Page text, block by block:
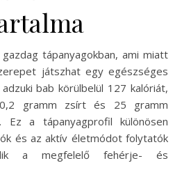
tápanyagokban, ami miatt
játszhat egy egészséges
bab körülbelül 127 kalóriát,
gramm zsírt és 25 gramm
Ez a tápanyagprofil különösen
és az aktív életmódot folytatók
a megfelelő fehérje- és